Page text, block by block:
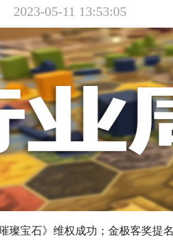
2023-05-11 13:53:05
璨宝石》维权成功；金极客奖提